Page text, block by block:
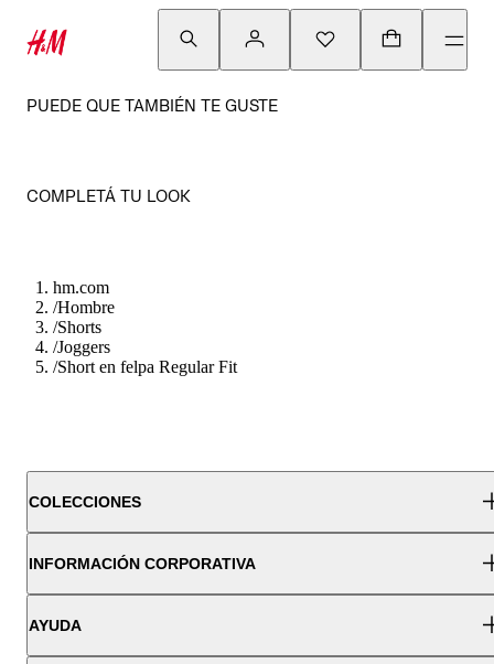
PUEDE QUE TAMBIÉN TE GUSTE
COMPLETÁ TU LOOK
hm.com
/Hombre
/Shorts
/Joggers
/Short en felpa Regular Fit
COLECCIONES
INFORMACIÓN CORPORATIVA
AYUDA